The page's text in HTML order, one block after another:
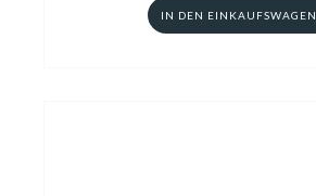
IN DEN EINKAUFSWAGEN